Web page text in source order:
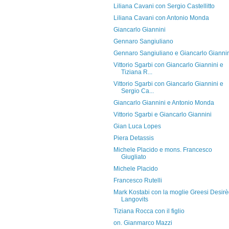
Liliana Cavani con Sergio Castellitto
Liliana Cavani con Antonio Monda
Giancarlo Giannini
Gennaro Sangiuliano
Gennaro Sangiuliano e Giancarlo
Vittorio Sgarbi con Giancarlo Giannini e
Tiziana R...
Vittorio Sgarbi con Giancarlo Giannini e
Sergio Ca...
Giancarlo Giannini e Antonio Monda
Vittorio Sgarbi e Giancarlo Giannini
Gian Luca Lopes
Piera Detassis
Michele Placido e mons. Francesco
Giugliato
Michele Placido
Francesco Rutelli
Mark Kostabi con la moglie Greesi
Langovits
Tiziana Rocca con il figlio
on. Gianmarco Mazzi